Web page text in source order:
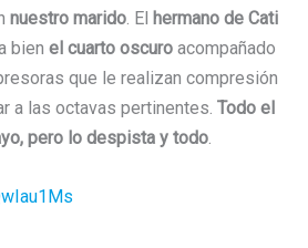
nuestro marido. El hermano de Cati
bien el cuarto oscuro acompañado
que le realizan compresión
a las octavas pertinentes. Todo el
pero lo despista y todo.